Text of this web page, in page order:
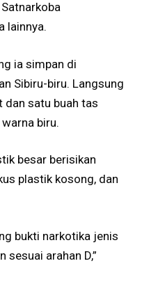
lainnya.
ia simpan di
Sibiru-biru. Langsung
dan satu buah tas
biru.
besar berisikan
plastik kosong, dan
bukti narkotika jenis
arahan D,”